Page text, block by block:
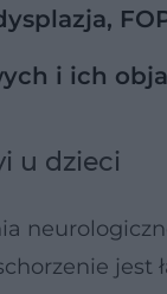
i ich
u dzieci
jest